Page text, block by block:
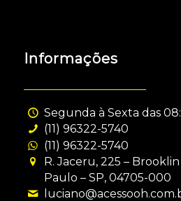
Informações
Segunda à Sexta das
(11) 96322-5740
(11) 96322-5740
R. Jaceru, 225 –
Paulo – SP, 04705-000